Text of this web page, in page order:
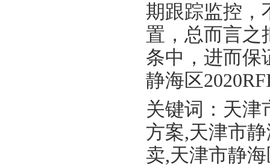
期跟踪监控，
置，总而言之
条中，进而保
静海区
关键词：天津
方案,天津市
卖,天津市静